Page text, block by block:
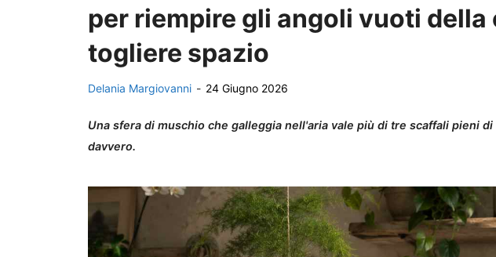
per riempire gli angoli vuoti della
togliere spazio
Delania Margiovanni - 24 Giugno 2026
Una sfera di muschio che galleggia nell'aria vale più di tre scaffali pieni
davvero.